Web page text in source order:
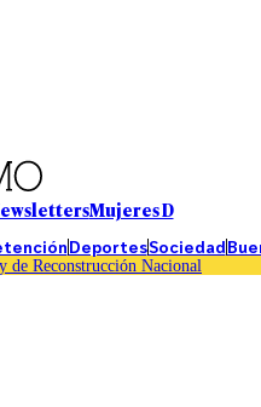
Mujeres D
DeportesSociedad
de Reconstrucción Nacional